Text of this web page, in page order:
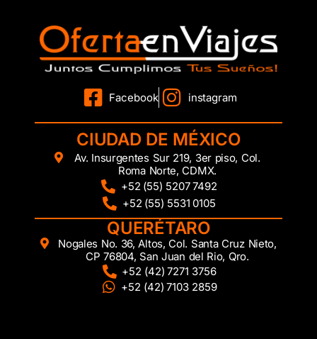
Facebook instagram
CIUDAD DE MÉXICO
Av. Insurgentes Sur 219, 3er piso, Col.
Roma Norte, CDMX.
+52 (55) 5207 7492
+52 (55) 5531 0105
QUERÉTARO
Nogales No. 36, Altos, Col. Santa Cruz Nieto,
CP 76804, San Juan del Rio, Qro.
+52 (42) 7271 3756
+52 (42) 7103 2859